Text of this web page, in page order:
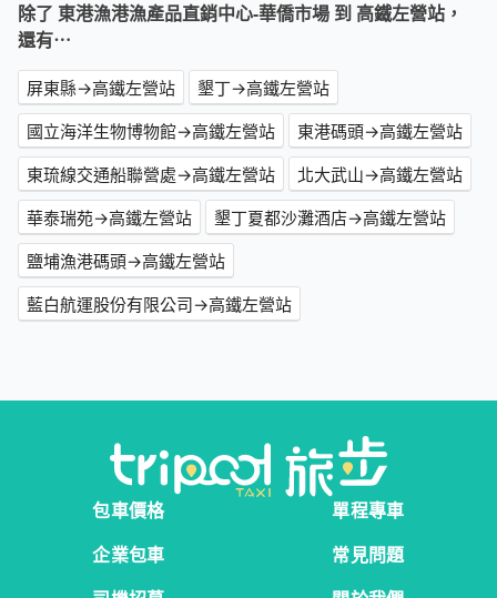
除了 東港漁港漁產品直銷中心-華僑市場 到 高鐵左營站，
還有⋯
屏東縣→高鐵左營站
墾丁→高鐵左營站
國立海洋生物博物館→高鐵左營站
東港碼頭→高鐵左營站
東琉線交通船聯營處→高鐵左營站
北大武山→高鐵左營站
華泰瑞苑→高鐵左營站
墾丁夏都沙灘酒店→高鐵左營站
鹽埔漁港碼頭→高鐵左營站
藍白航運股份有限公司→高鐵左營站
包車價格
單程專車
企業包車
常見問題